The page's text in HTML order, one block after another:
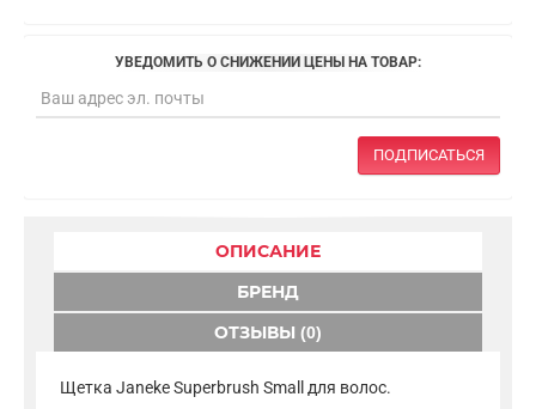
УВЕДОМИТЬ О СНИЖЕНИИ ЦЕНЫ НА ТОВАР:
ПОДПИСАТЬСЯ
ОПИСАНИЕ
БРЕНД
ОТЗЫВЫ (0)
Щетка Janeke Superbrush Small для волос.